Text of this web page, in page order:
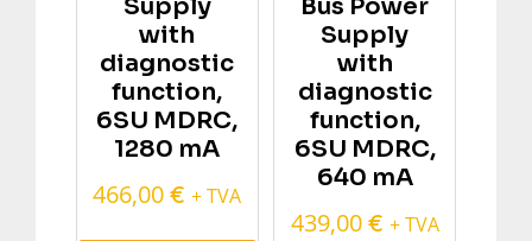
Supply
with
diagnostic
function,
6SU MDRC,
1280 mA
466,00€ + TVA
Bus Power
Supply
with
diagnostic
function,
6SU MDRC,
640 mA
439,00 € + TVA